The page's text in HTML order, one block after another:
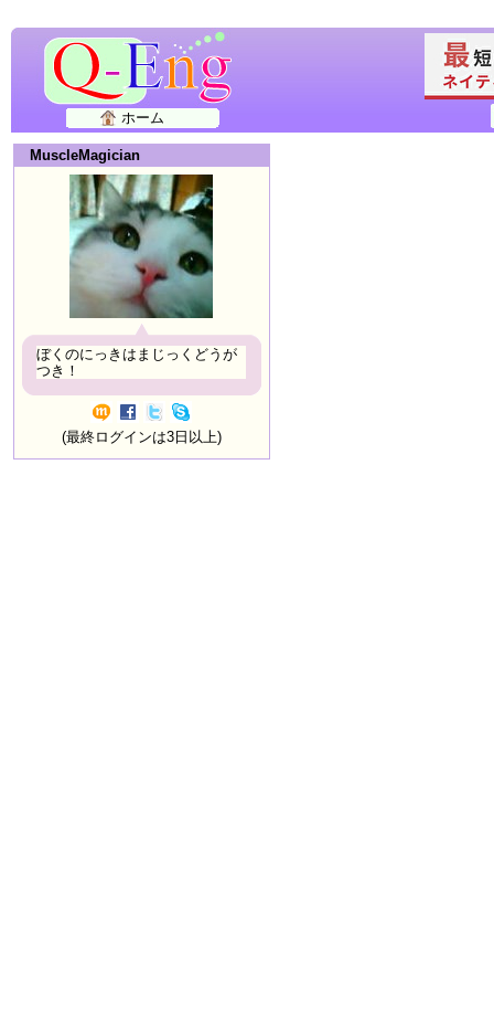
ホーム
MuscleMagician
ぼくのにっきはまじっくどうが
つき！
(最終ログインは3日以上)